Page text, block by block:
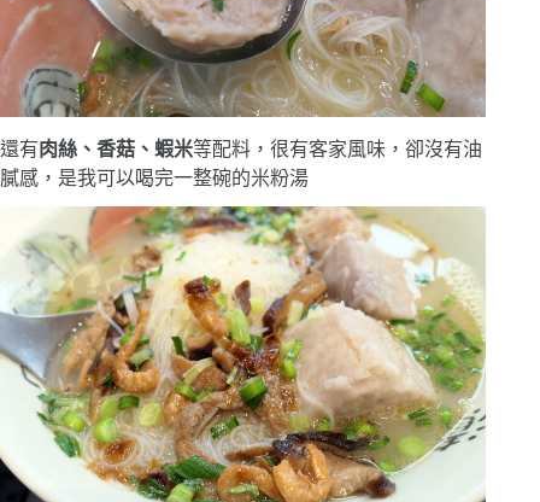
還有肉絲、香菇、蝦米等配料，很有客家風味，卻沒有油
膩感，是我可以喝完一整碗的米粉湯